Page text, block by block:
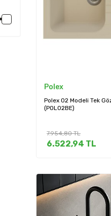
Polex
Polex 02 Modeli Tek
(POL02BE)
7.954,80TL
6.522,94 TL